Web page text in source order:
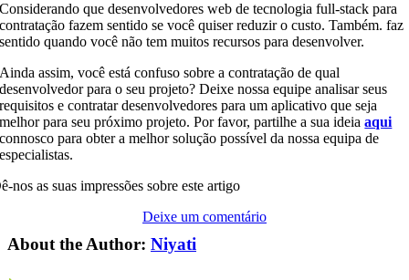
Considerando que desenvolvedores web de tecnologia full-stack para
contratação fazem sentido se você quiser reduzir o custo. Também. faz
sentido quando você não tem muitos recursos para desenvolver.
Ainda assim, você está confuso sobre a contratação de qual
desenvolvedor para o seu projeto? Deixe nossa equipe analisar seus
requisitos e contratar desenvolvedores para um aplicativo que seja
melhor para seu próximo projeto. Por favor, partilhe a sua ideiaaqui
connosco para obter a melhor solução possível da nossa equipa de
especialistas.
nos as suas impressões sobre este artigo
Deixe um comentário
About the Author: Niyati